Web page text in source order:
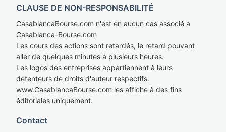
CLAUSE DE NON-RESPONSABILITÉ
CasablancaBourse.com n'est en aucun cas associé à
Casablanca-Bourse.com
Les cours des actions sont retardés, le retard pouvant
aller de quelques minutes à plusieurs heures.
Les logos des entreprises appartiennent à leurs
détenteurs de droits d'auteur respectifs.
www.CasablancaBourse.com les affiche à des fins
éditoriales uniquement.
Contact